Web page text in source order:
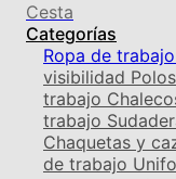
Cesta
Categorías
Ropa de trabajo
visibilidad
trabajo
trabajo
Chaquetas y
de trabajo